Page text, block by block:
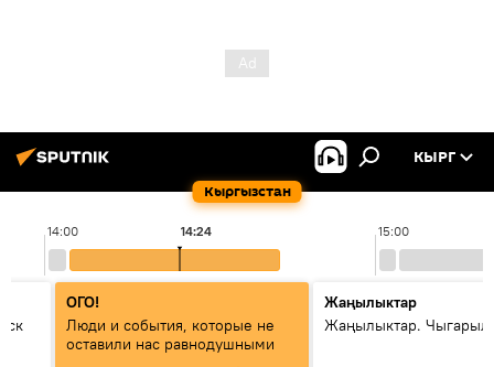
Кыргызстан
КЫРГ
14:00 15:00
14:24
ОГО!
Люди и события, которые не
оставили нас равнодушными
Жаңылыктар
Жаңылыктар.